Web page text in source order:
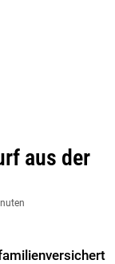
aus der